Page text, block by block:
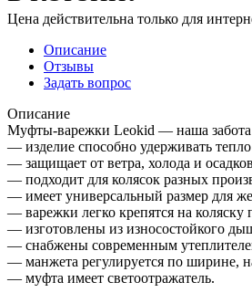
Цена действительна только для
Описание
Отзывы
Задать вопрос
Описание
Муфты-варежки Leokid — наша забота
— изделие способно удерживать
— защищает от ветра, холода и осадков
— подходит для колясок разных
— имеет универсальный размер для
— варежки легко крепятся на
— изготовлены из износостойкого
— снабжены современным
— манжета регулируется по ширине,
— муфта имеет светоотражатель.